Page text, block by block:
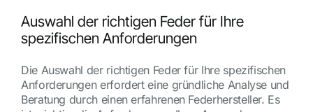
Auswahl der richtigen Feder für Ihre
spezifischen Anforderungen
Die Auswahl der richtigen Feder für Ihre spezifischen
Anforderungen erfordert eine gründliche Analyse und
Beratung durch einen erfahrenen Federhersteller. Es